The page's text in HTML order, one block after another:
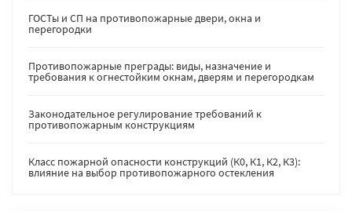
ГОСТы и СП на противопожарные двери, окна и
перегородки
Противопожарные преграды: виды, назначение и
требования к огнестойким окнам, дверям и перегородкам
Законодательное регулирование требований к
противопожарным конструкциям
Класс пожарной опасности конструкций (К0, К1, К2, К3):
влияние на выбор противопожарного остекления